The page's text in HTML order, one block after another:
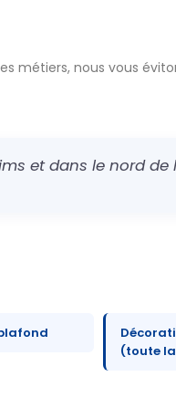
métiers, nous vous
et dans le nord de
(toute